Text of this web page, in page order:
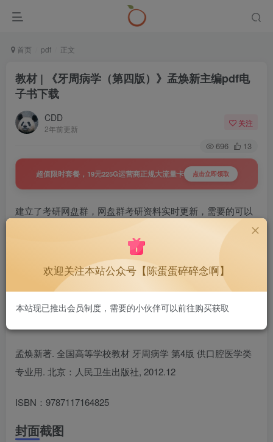
首页 pdf 正文
教材 | 《牙周病学（第四版）》孟焕新主编pdf电
子书下载
CDD
2年前更新
关注
696 13
超值限时套餐，19元225G运营商正规大流量卡 点击立即领取
建立了考研网盘群，网盘群考研资料实时更新，需要的可以
￥40 置顶 | 27考研网盘群，持续更新，
好用不贵~
1.3W+
孟焕新著. 全国高等学校教材 牙周病学 第4版 供口腔医学类
专业用. 北京：人民卫生出版社, 2012.12
ISBN：9787117164825
封面截图
欢迎关注本站公众号【陈蛋蛋碎碎念啊】
本站现已推出会员制度，需要的小伙伴可以前往购买获取